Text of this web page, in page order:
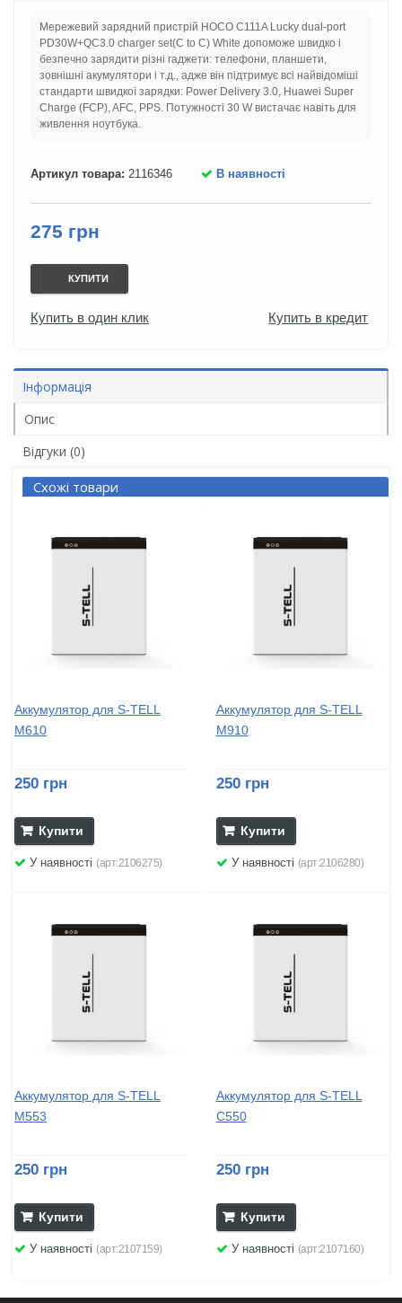
Мережевий зарядний пристрій HOCO C111A Lucky dual-port
PD30W+QC3.0 charger set(C to С) White допоможе швидко і
безпечно зарядити різні гаджети: телефони, планшети,
зовнішні акумулятори і т.д., адже він підтримує всі найвідоміші
стандарти швидкої зарядки: Power Delivery 3.0, Huawei Super
Charge (FCP), AFC, PPS. Потужності 30 W вистачає навіть для
живлення ноутбука.
Артикул товара: 2116346 В наявності
275 грн
КУПИТИ
Купить в один клик Купить в кредит
Інформація
Опис
Відгуки (0)
Схожі товари
Аккумулятор для S-TELL
M610
250 грн
Купити
У наявності (арт:2106275)
Аккумулятор для S-TELL
M910
250 грн
Купити
У наявності (арт:2106280)
Аккумулятор для S-TELL
M553
250 грн
Купити
У наявності (арт:2107159)
Аккумулятор для S-TELL
C550
250 грн
Купити
У наявності (арт:2107160)